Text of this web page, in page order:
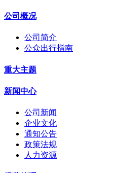
公司概况
公司简介
公众出行指南
重大主题
新闻中心
公司新闻
企业文化
通知公告
政策法规
人力资源